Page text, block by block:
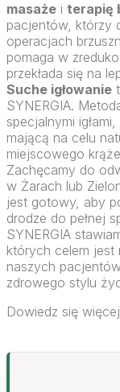
masaże i terapię
pacjentów, którzy
operacjach
pomaga w
przekłada się na
Suche igłowanie
SYNERGIA.
specjalnymi
mającą na celu
miejscowego
Zachęcamy do
w Żarach lub
jest gotowy, aby
drodze do pełnej
SYNERGIA
których celem jest
naszych
zdrowego stylu
Dowiedz się